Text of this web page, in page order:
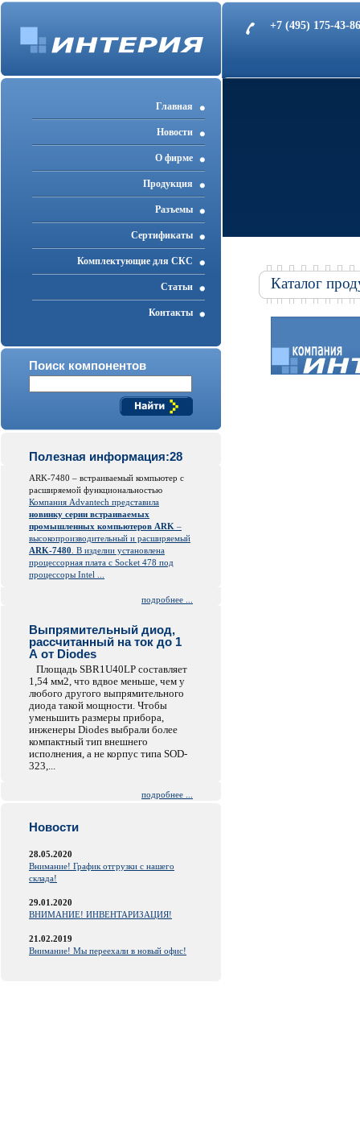
+7 (495) 175-43-
Главная
Новости
О фирме
Продукция
Разъемы
Cертификаты
Комплектующие для СКС
Статьи
Контакты
Поиск компонентов
Полезная информация:28
ARK-7480 – встраиваемый компьютер с
расширяемой функциональностью
Компания Advantech представила
новинку серии встраиваемых
промышленных компьютеров ARK –
высокопроизводительный и расширяемый
ARK-7480 . В изделии установлена
процессорная плата с Socket 478 под
процессоры Intel ...
подробнее ...
Выпрямительный диод,
рассчитанный на ток до 1
А от Diodes
Площадь SBR1U40LP составляет
1,54 мм2, что вдвое меньше, чем у
любого другого выпрямительного
диода такой мощности. Чтобы
уменьшить размеры прибора,
инженеры Diodes выбрали более
компактный тип внешнего
исполнения, а не корпус типа SOD-
323,...
подробнее ...
Новости
28.05.2020
Внимание! График отгрузки с нашего
склада!
29.01.2020
ВНИМАНИЕ! ИНВЕНТАРИЗАЦИЯ!
21.02.2019
Внимание! Мы переехали в новый офис!
Каталог